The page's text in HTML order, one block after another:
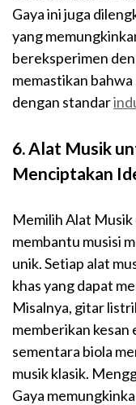
Gaya ini juga
yang
bereksperimen
memastikan
dengan standar
6. Alat Musik
Menciptakan
Memilih Alat Musik
membantu musisi
unik. Setiap alat
khas yang dapat
Misalnya, gitar
memberikan kesan
sementara biola
musik klasik.
Gaya